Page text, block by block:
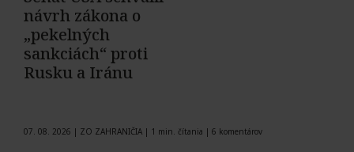
návrh zákona o
„pekelných
sankciách“ proti
Rusku a Iránu
07. 08. 2026 | ZO ZAHRANIČIA | 1 min. čítania | 6 komentárov